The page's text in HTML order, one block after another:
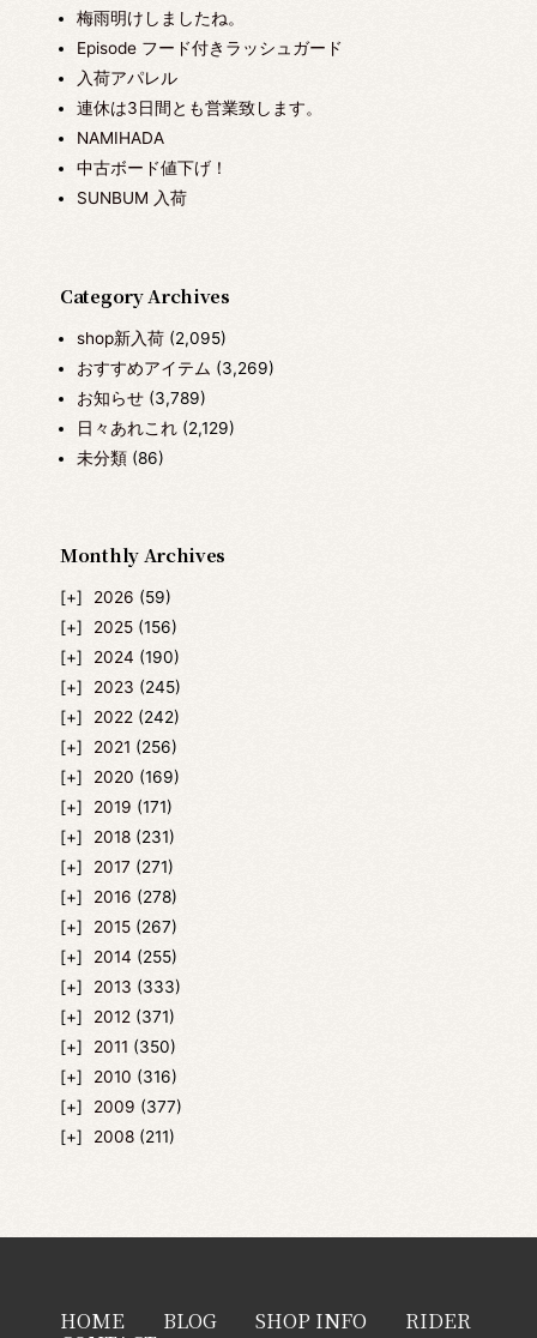
梅雨明けしましたね。
Episode フード付きラッシュガード
入荷アパレル
連休は3日間とも営業致します。
NAMIHADA
中古ボード値下げ！
SUNBUM 入荷
Category Archives
shop新入荷(2,095)
おすすめアイテム (3,269)
お知らせ(3,789)
日々あれこれ(2,129)
未分類(86)
Monthly Archives
2026 (59)
2025 (156)
2024 (190)
2023 (245)
2022 (242)
2021 (256)
2020 (169)
2019 (171)
2018 (231)
2017 (271)
2016 (278)
2015 (267)
2014 (255)
2013 (333)
2012 (371)
2011 (350)
2010 (316)
2009 (377)
2008 (211)
HOME BLOG SHOP INFO RIDER